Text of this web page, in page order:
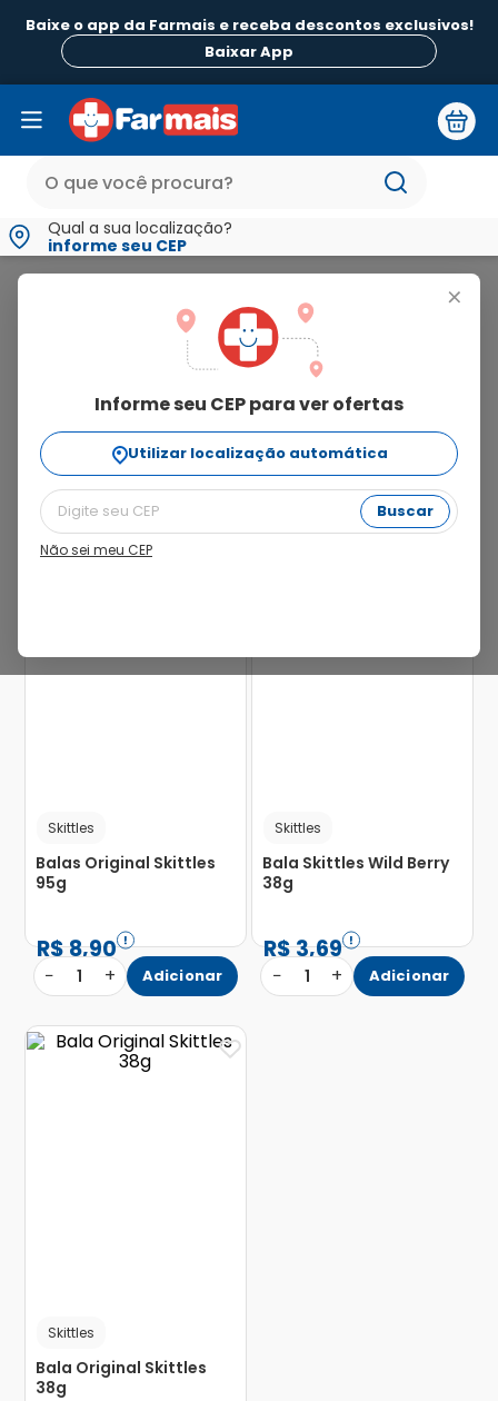
Baixe o app da Farmais e receba descontos exclusivos!
Baixar App
Qual a sua localização?
informe seu CEP
+
Informe seu CEP para ver ofertas
Utilizar localização automática
Buscar
Não sei meu CEP
Ordenar Por
relevância
Skittles
Balas Original Skittles
95g
R$8,90
− 1 + Adicionar
Skittles
Bala Skittles Wild Berry
38g
R$3,69
− 1 + Adicionar
Skittles
Bala Original Skittles
38g